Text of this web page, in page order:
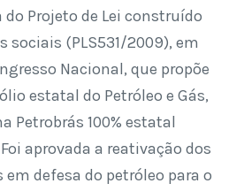
Projeto de Lei construído
sociais (PLS531/2009), em
Nacional, que propõe
estatal do Petróleo e Gás,
Petrobrás 100% estatal
aprovada a reativação dos
defesa do petróleo para o